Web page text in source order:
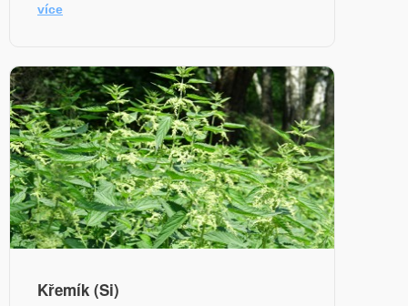
více
Křemík (Si)